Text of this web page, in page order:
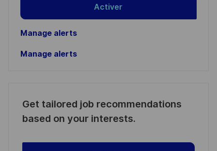
Activer
Manage alerts
Manage alerts
Get tailored job recommendations
based on your interests.